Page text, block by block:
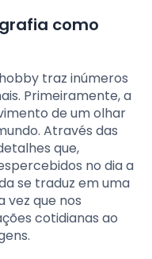
como
traz inúmeros
Primeiramente, a
de um olhar
Através das
que,
no dia a
se traduz em uma
vez que nos
cotidianas ao